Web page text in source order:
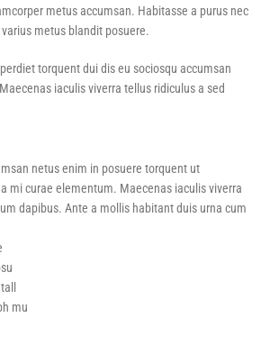
metus accumsan. Habitasse a purus nec
metus blandit posuere.
torquent dui dis eu sociosqu accumsan
iaculis viverra tellus ridiculus a sed
netus enim in posuere torquent ut
mi curae elementum. Maecenas iaculis viverra
dapibus. Ante a mollis habitant duis urna cum
mu